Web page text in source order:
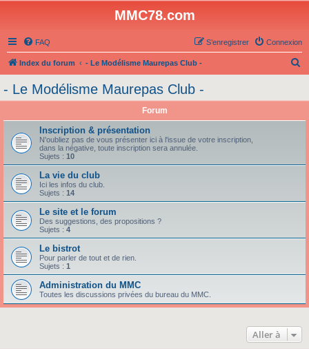
MMC78.com
FAQ Connexion
S’enregistrer
Index du forum - Le Modélisme Maurepas Club -
- Le Modélisme Maurepas Club -
Forum
Inscription & présentation
N'oubliez pas de vous présenter ici à l'issue de votre inscription,
dans la négative, toute inscription sera annulée.
Sujets : 10
La vie du club
Ici les infos du club.
Sujets : 14
Le site et le forum
Des suggestions, des propositions ?
Sujets : 4
Le bistrot
Pour parler de tout et de rien.
Sujets : 1
Administration du MMC
Toutes les discussions privées du bureau du MMC.
Aller à